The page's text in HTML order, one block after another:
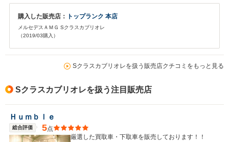
購入した販売店： トップランク 本店
メルセデスＡＭＧ Sクラスカブリオレ
（2019/03購入）
Sクラスカブリオレを扱う販売店クチコミをもっと見る
Sクラスカブリオレを扱う注目販売店
Ｈｕｍｂｌｅ
総合評価 5点
厳選した買取車・下取車を販売しております！！